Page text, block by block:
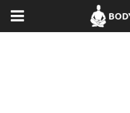
BodyAndMind.pl